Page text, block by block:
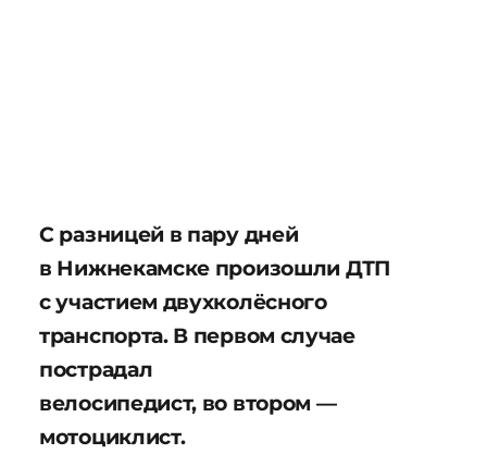
С разницей в пару дней
в Нижнекамске произошли ДТП
с участием двухколёсного
транспорта. В первом случае
пострадал
велосипедист, во втором —
мотоциклист.